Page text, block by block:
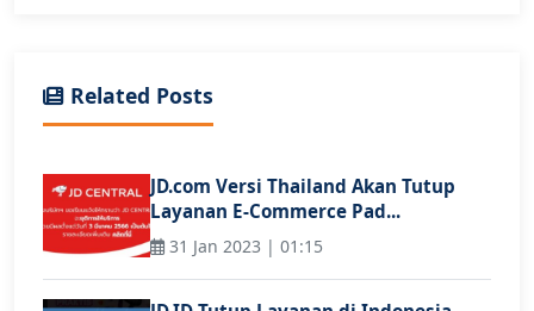
Related Posts
JD.com Versi Thailand Akan Tutup
Layanan E-Commerce Pad...
31 Jan 2023 | 01:15